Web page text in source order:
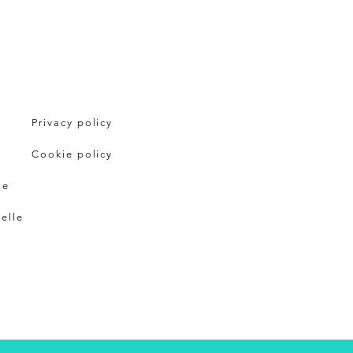
Privacy policy
Cookie policy